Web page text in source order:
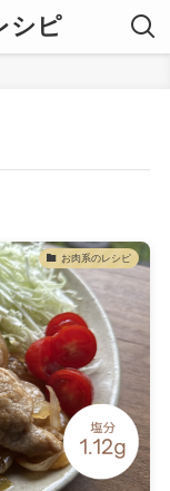
シピ
お肉系のレシピ